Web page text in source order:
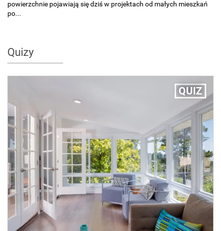
powierzchnie pojawiają się dziś w projektach od małych mieszkań
po...
Quizy
QUIZ